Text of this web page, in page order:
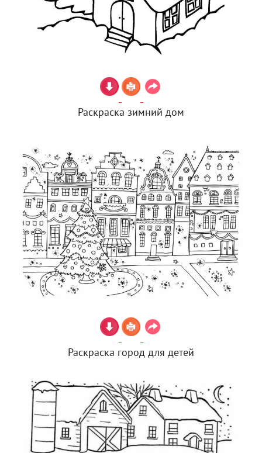
Раскраска зимний дом
Раскраска город для детей